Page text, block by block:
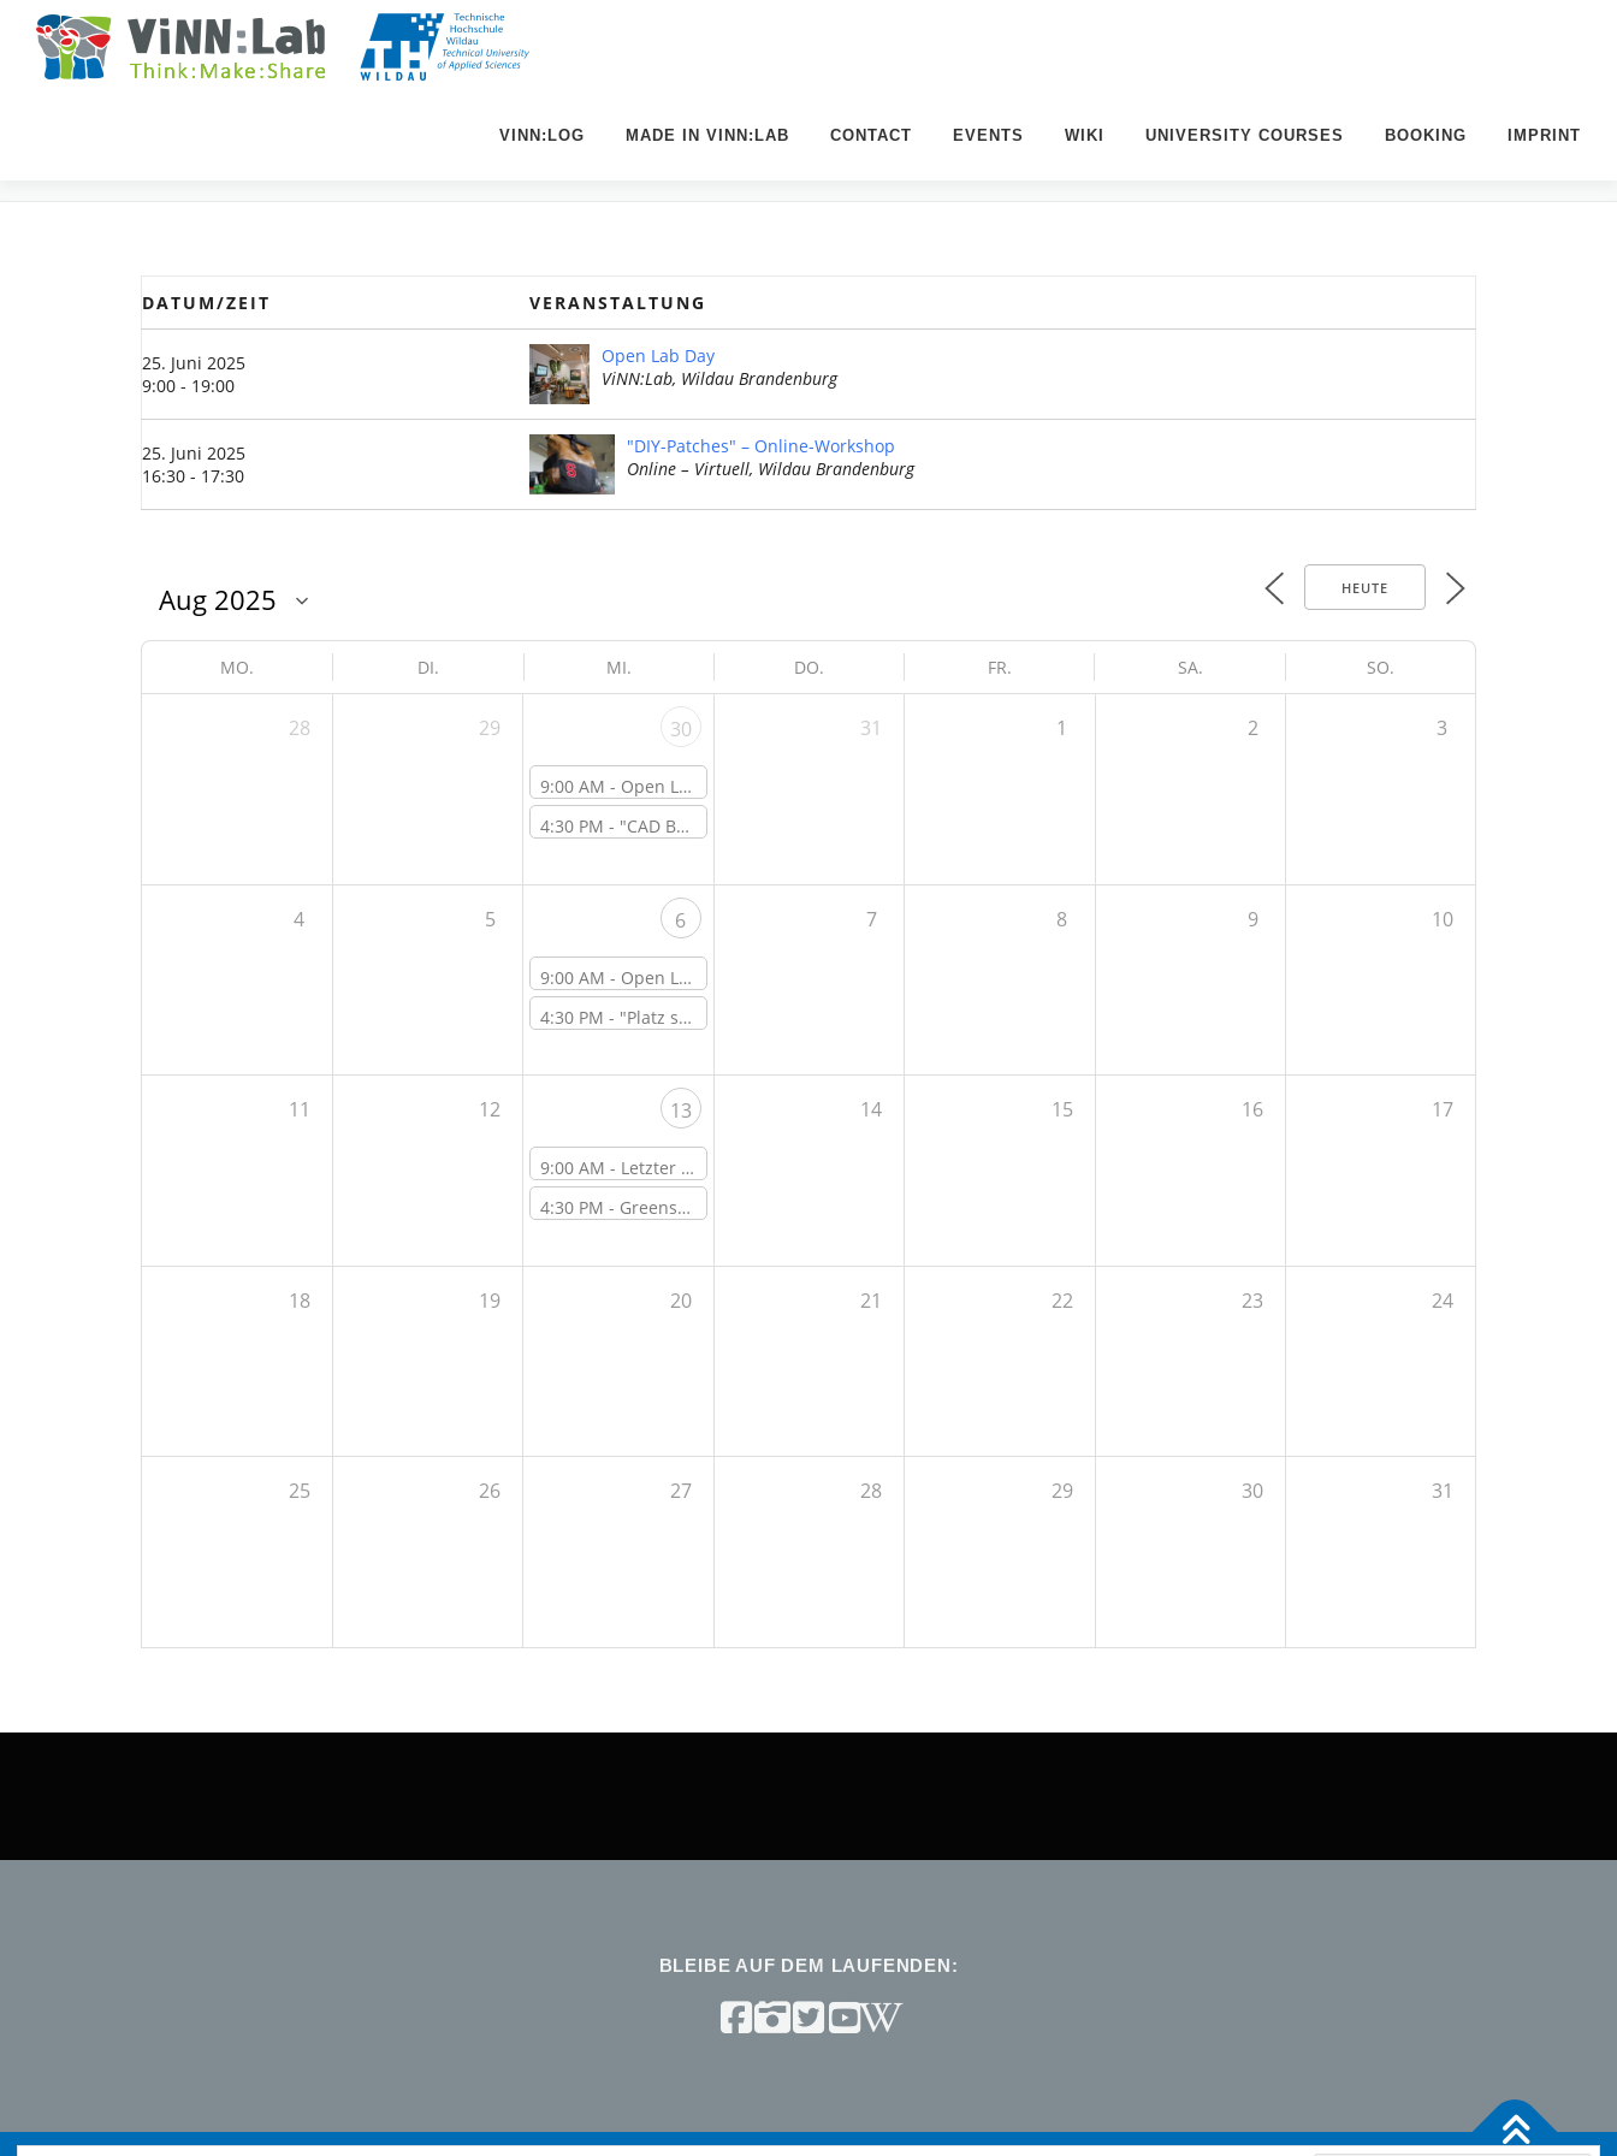
Inhalt
springen
VINN:LOG MADE IN VINN:LAB CONTACT EVENTS WIKI UNIVERSITY COURSES BOOKING IMPRINT
DATUM/ZEIT VERANSTALTUNG
25. Juni 2025
9:00 - 19:00
Open Lab Day
ViNN:Lab, Wildau Brandenburg
25. Juni 2025
16:30 - 17:30
"DIY-Patches" – Online-Workshop
Online – Virtuell, Wildau Brandenburg
HEUTE
MO. DI. MI. DO. FR. SA. SO.
28 29 30
9:00 AM - Open Lab Day
4:30 PM - "CAD Basics mit Fusion 360" – Workshop vor Ort im ViNN:Lab
31 1 2 3
4 5 6
9:00 AM - Open Lab Day
4:30 PM - "Platz sparen & Atmosphäre schaffen – DIY Raumteiler mit vertikalem Grün" – Online-Workshop
7 8 9 10
11 12 13
9:00 AM - Letzter Open Lab Day vor der Sommerschließzeit
4:30 PM - Greenspace Event - Get-Together und Grill
14 15 16 17
18 19 20 21 22 23 24
25 26 27 28 29 30 31
BLEIBE AUF DEM LAUFENDEN: